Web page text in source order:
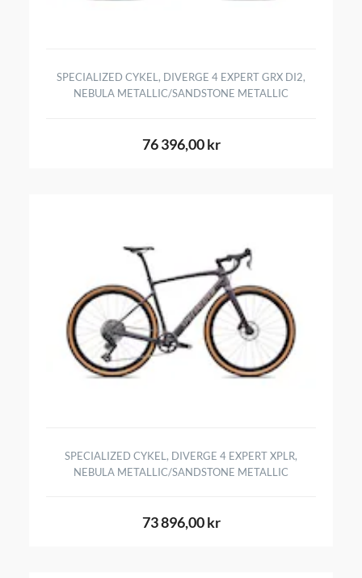
SPECIALIZED CYKEL, DIVERGE 4 EXPERT GRX DI2,
NEBULA METALLIC/SANDSTONE METALLIC
76 396,00 kr
SPECIALIZED CYKEL, DIVERGE 4 EXPERT XPLR,
NEBULA METALLIC/SANDSTONE METALLIC
73 896,00 kr